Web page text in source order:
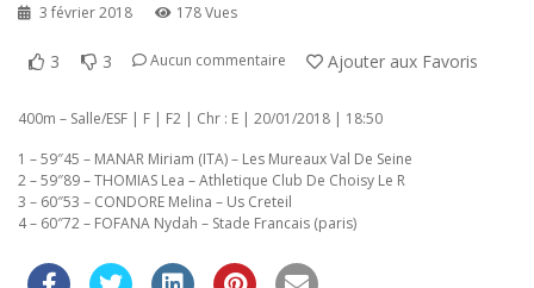
3 février 2018 178 Vues
3 3 Aucun commentaire Ajouter aux Favoris
400m – Salle/ESF | F | F2 | Chr : E | 20/01/2018 | 18:50
1 – 59″45 – MANAR Miriam (ITA) – Les Mureaux Val De Seine
2 – 59″89 – THOMIAS Lea – Athletique Club De Choisy Le R
3 – 60″53 – CONDORE Melina – Us Creteil
4 – 60″72 – FOFANA Nydah – Stade Francais (paris)